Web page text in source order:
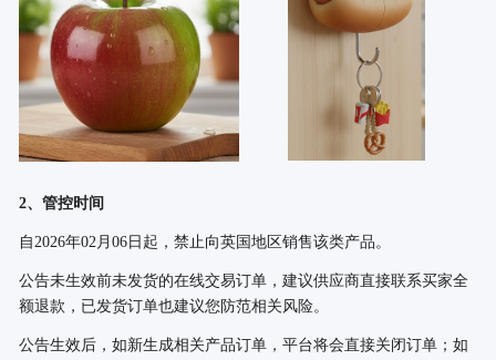
2、管控时间
自 2026年02月06日起，禁止向英国地区销售该类产品。
公告未生效前未发货的在线交易订单，建议供应商直接联系买家全
额退款，已发货订单也建议您防范相关风险。
公告生效后，如新生成相关产品订单，平台将会直接关闭订单；如